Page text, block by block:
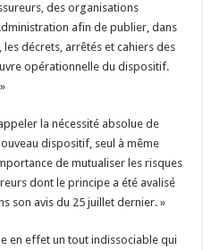
des organisations
afin de publier, dans
décrets, arrêtés et cahiers des
opérationnelle du dispositif.
la nécessité absolue de
dispositif, seul à même
de mutualiser les risques
dont le principe a été avalisé
son avis du 25 juillet dernier. »
en effet un tout indissociable qui